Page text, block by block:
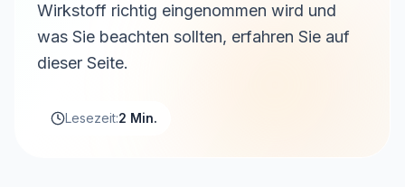
Wirkstoff richtig eingenommen wird und
was Sie beachten sollten, erfahren Sie auf
dieser Seite.
Lesezeit:2 Min.